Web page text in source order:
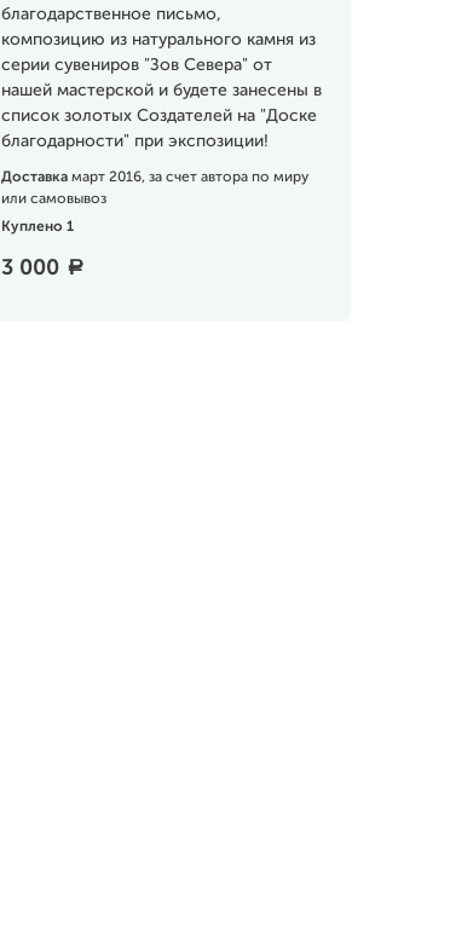
благодарственное письмо,
композицию из натурального камня из
серии сувениров "Зов Севера" от
нашей мастерской и будете занесены в
список золотых Создателей на "Доске
благодарности" при экспозиции!
Доставка март 2016, за счет автора по миру
или самовывоз
Куплено 1
3 000 a